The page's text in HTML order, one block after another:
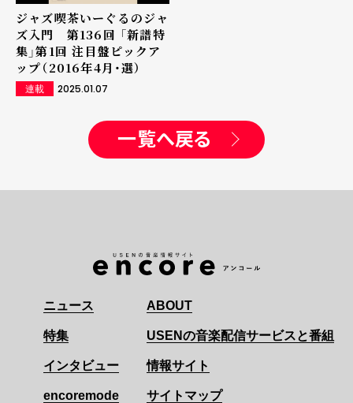
ジャズ喫茶いーぐるのジャ
ズ入門 第136回 「新譜特
集」第1回 注目盤ピックア
ップ（2016年4月・選）
連載 2025.01.07
一覧へ戻る
ニュース
特集
インタビュー
encoremode
ABOUT
USENの音楽配信サービスと番組
情報サイト
サイトマップ